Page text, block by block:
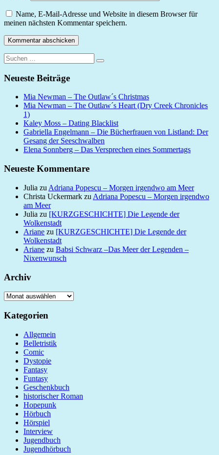
Name, E-Mail-Adresse und Website in diesem Browser für
meinen nächsten Kommentar speichern.
Suchen
nach:
Suchen
Neueste Beiträge
Mia Newman – The Outlaw´s Christmas
Mia Newman – The Outlaw´s Heart (Dry Creek Chronicles
1)
Kaley Moss – Dating Blacklist
Gabriella Engelmann – Die Bücherfrauen von Listland: Der
Gesang der Seeschwalben
Elena Sonnberg – Das Versprechen eines Sommertags
Neueste Kommentare
Julia zu Adriana Popescu – Morgen irgendwo am Meer
Christa Uckermark zu Adriana Popescu – Morgen irgendwo
am Meer
Julia zu [KURZGESCHICHTE] Die Legende der
Wolkenstadt
Ariane zu [KURZGESCHICHTE] Die Legende der
Wolkenstadt
Ariane zu Babsi Schwarz –Das Meer der Legenden –
Nixenwunsch
Archiv
Archiv
Kategorien
Allgemein
Belletristik
Comic
Dystopie
Fantasy
Funtasy
Geschenkbuch
historischer Roman
Hopepunk
Hörbuch
Hörspiel
Interview
Jugendbuch
Jugendhörbuch